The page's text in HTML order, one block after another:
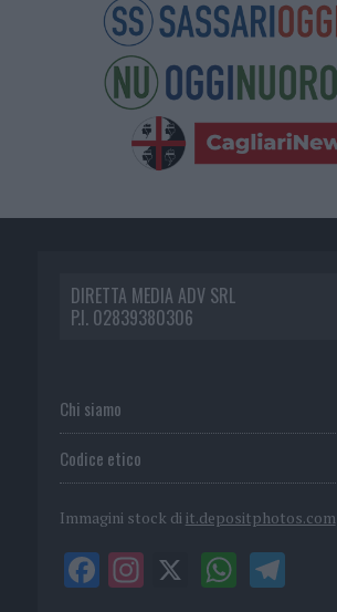
DIRETTA MEDIA ADV SRL
P.I. 02839380306
Chi siamo
Codice etico
Immagini stock di it.depositphotos.com